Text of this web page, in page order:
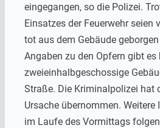
eingegangen, so die Polizei.
Einsatzes der Feuerwehr seien
tot aus dem Gebäude
Angaben zu den Opfern gibt
zweieinhalbgeschossige
Straße. Die Kriminalpolizei hat
Ursache übernommen.
im Laufe des Vormittags